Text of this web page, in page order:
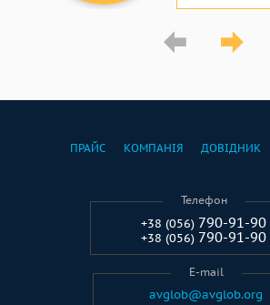
ПРАЙС КОМПАНІЯ ДОВІДНИК
Телефон
+38 (056) 790-91-90
+38 (056) 790-91-90
E-mail
avglob@avglob.org